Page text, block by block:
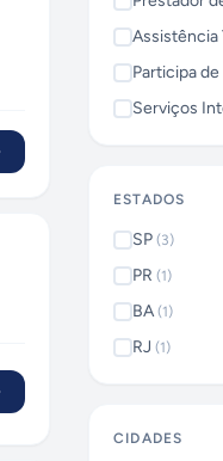
Assistência
Participa
Serviços
ESTADOS
SP (3)
PR (1)
BA (1)
RJ (1)
CIDADES